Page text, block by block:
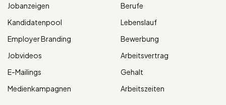
Jobanzeigen
Kandidatenpool
Employer Branding
Jobvideos
E-Mailings
Medienkampagnen
Berufe
Lebenslauf
Bewerbung
Arbeitsvertrag
Gehalt
Arbeitszeiten